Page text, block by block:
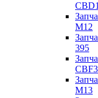
M12
395
M13